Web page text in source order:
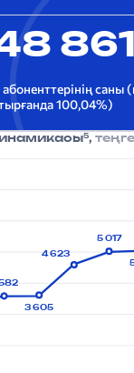
861
саны
100,04%)
5, теңге
5 017
4 623
3 605